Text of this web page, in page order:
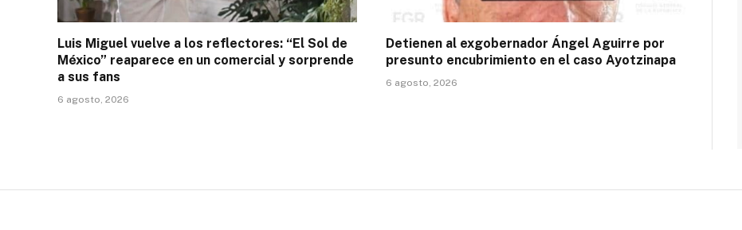
Luis Miguel vuelve a los reflectores: “El Sol de
México” reaparece en un comercial y sorprende
a sus fans
6 agosto, 2026
Detienen al exgobernador Ángel Aguirre por
presunto encubrimiento en el caso Ayotzinapa
6 agosto, 2026